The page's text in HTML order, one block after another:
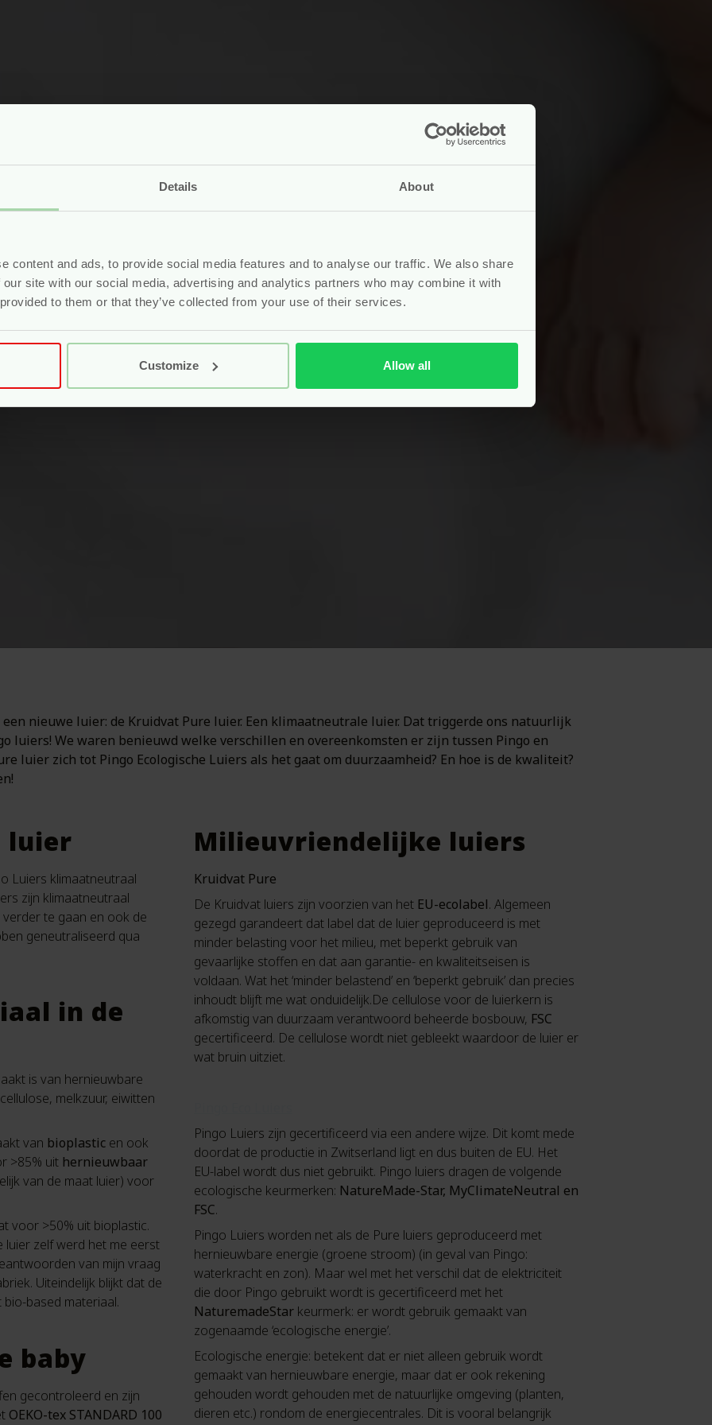
Details About
content and ads, to provide social media features and to analyse our traffic. We also share
site with our social media, advertising and analytics partners who may combine it with
to them or that they’ve collected from your use of their services.
Customize Allow all
nieuwe luier: de Kruidvat Pure luier. Een klimaatneutrale luier. Dat triggerde ons natuurlijk
luiers! We waren benieuwd welke verschillen en overeenkomsten er zijn tussen Pingo en
luier zich tot Pingo Ecologische Luiers als het gaat om duurzaamheid? En hoe is de kwaliteit?
luier
Luiers klimaatneutraal
zijn klimaatneutraal
te gaan en ook de
geneutraliseerd qua
in de
is van hernieuwbare
melkzuur, eiwitten
van bioplastic en ook
>85% uit hernieuwbaar
van de maat luier) voor
voor >50% uit bioplastic.
zelf werd het me eerst
van mijn vraag
Uiteindelijk blijkt dat de
based materiaal.
baby
gecontroleerd en zijn
OEKO-tex STANDARD 100
Milieuvriendelijke luiers
Kruidvat Pure
De Kruidvat luiers zijn voorzien van het EU-ecolabel. Algemeen
gezegd garandeert dat label dat de luier geproduceerd is met
minder belasting voor het milieu, met beperkt gebruik van
gevaarlijke stoffen en dat aan garantie- en kwaliteitseisen is
voldaan. Wat het ‘minder belastend’ en ‘beperkt gebruik’ dan precies
inhoudt blijft me wat onduidelijk.De cellulose voor de luierkern is
afkomstig van duurzaam verantwoord beheerde bosbouw, FSC
gecertificeerd. De cellulose wordt niet gebleekt waardoor de luier er
wat bruin uitziet.
Pingo Luiers zijn gecertificeerd via een andere wijze. Dit komt mede
doordat de productie in Zwitserland ligt en dus buiten de EU. Het
EU-label wordt dus niet gebruikt. Pingo luiers dragen de volgende
ecologische keurmerken: NatureMade-Star, MyClimateNeutral en
FSC.
Pingo Luiers worden net als de Pure luiers geproduceerd met
hernieuwbare energie (groene stroom) (in geval van Pingo:
waterkracht en zon). Maar wel met het verschil dat de elektriciteit
die door Pingo gebruikt wordt is gecertificeerd met het
NaturemadeStar keurmerk: er wordt gebruik gemaakt van
zogenaamde ‘ecologische energie’.
Ecologische energie: betekent dat er niet alleen gebruik wordt
gemaakt van hernieuwbare energie, maar dat er ook rekening
gehouden wordt gehouden met de natuurlijke omgeving (planten,
dieren etc.) rondom de energiecentrales. Dit is vooral belangrijk